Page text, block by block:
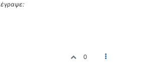
έγραψε:
0